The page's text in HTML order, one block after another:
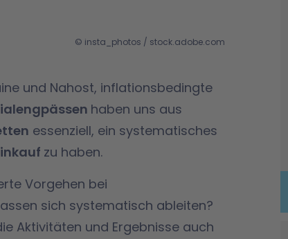
© insta_photos / stock.adobe.com
und Nahost, inflationsbedingte
haben uns aus
essenziell, ein systematisches
zu haben.
Vorgehen bei
sich systematisch ableiten?
Aktivitäten und Ergebnisse auch